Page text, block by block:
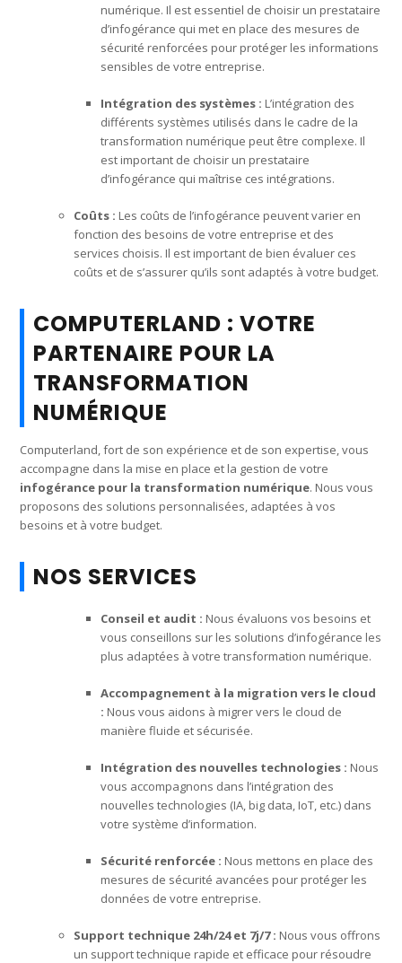
numérique. Il est essentiel de choisir un prestataire
d’infogérance qui met en place des mesures de
sécurité renforcées pour protéger les informations
sensibles de votre entreprise.
Intégration des systèmes : L’intégration des
différents systèmes utilisés dans le cadre de la
transformation numérique peut être complexe. Il
est important de choisir un prestataire
d’infogérance qui maîtrise ces intégrations.
Coûts : Les coûts de l’infogérance peuvent varier en
fonction des besoins de votre entreprise et des
services choisis. Il est important de bien évaluer ces
coûts et de s’assurer qu’ils sont adaptés à votre budget.
COMPUTERLAND : VOTRE
PARTENAIRE POUR LA
TRANSFORMATION
NUMÉRIQUE
Computerland, fort de son expérience et de son expertise, vous
accompagne dans la mise en place et la gestion de votre
infogérance pour la transformation numérique. Nous vous
proposons des solutions personnalisées, adaptées à vos
besoins et à votre budget.
NOS SERVICES
Conseil et audit : Nous évaluons vos besoins et
vous conseillons sur les solutions d’infogérance les
plus adaptées à votre transformation numérique.
Accompagnement à la migration vers le cloud
: Nous vous aidons à migrer vers le cloud de
manière fluide et sécurisée.
Intégration des nouvelles technologies : Nous
vous accompagnons dans l’intégration des
nouvelles technologies (IA, big data, IoT, etc.) dans
votre système d’information.
Sécurité renforcée : Nous mettons en place des
mesures de sécurité avancées pour protéger les
données de votre entreprise.
Support technique 24h/24 et 7j/7 : Nous vous offrons
un support technique rapide et efficace pour résoudre